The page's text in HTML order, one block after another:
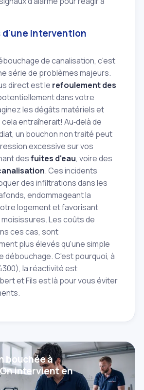
d'une intervention
de canalisation, c'est
série de problèmes majeurs.
direct est le refoulement des
dans votre
les dégâts matériels et
entraînerait! Au‑delà de
un bouchon non traité peut
excessive sur vos
desfuites d'eau, voire des
. Ces incidents
des infiltrations dans les
endommageant la
logement et favorisant
Les coûts de
ces cas, sont
plus élevés qu'une simple
débouchage. C'est pourquoi, à
la réactivité est
et Fils est là pour vous éviter
bouchée à
intervient en